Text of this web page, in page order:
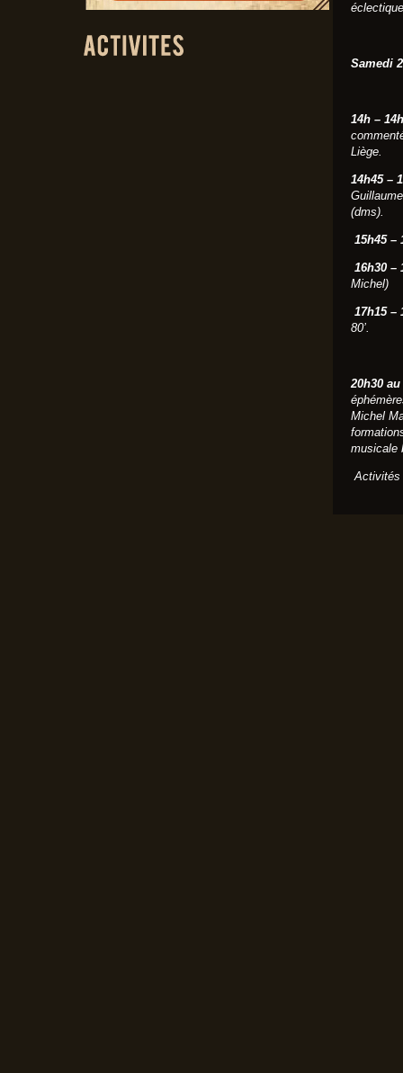
Samedi
14h –
Liège.
14h45 –
(dms).
15h45 –
16h30 –
Michel)
17h15 –
80’.
20h30
Michel
musicale
Activités